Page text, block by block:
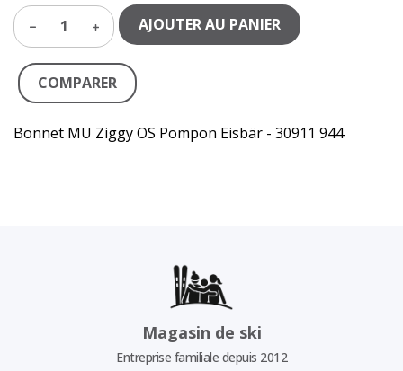
1 AJOUTER AU PANIER
COMPARER
Bonnet MU Ziggy OS Pompon Eisbär - 30911 944
Magasin de ski
Entreprise familiale depuis 2012